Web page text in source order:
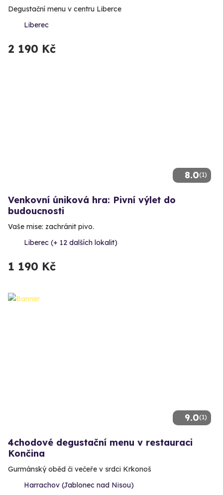
Degustační menu v centru Liberce
Liberec
2 190 Kč
8.0(1)
Venkovní úniková hra: Pivní výlet do
budoucnosti
Vaše mise: zachránit pivo.
Liberec (+ 12 dalších lokalit)
1 190 Kč
9.0(1)
4chodové degustační menu v restauraci
Končina
Gurmánský oběd či večeře v srdci Krkonoš
Harrachov (Jablonec nad Nisou)